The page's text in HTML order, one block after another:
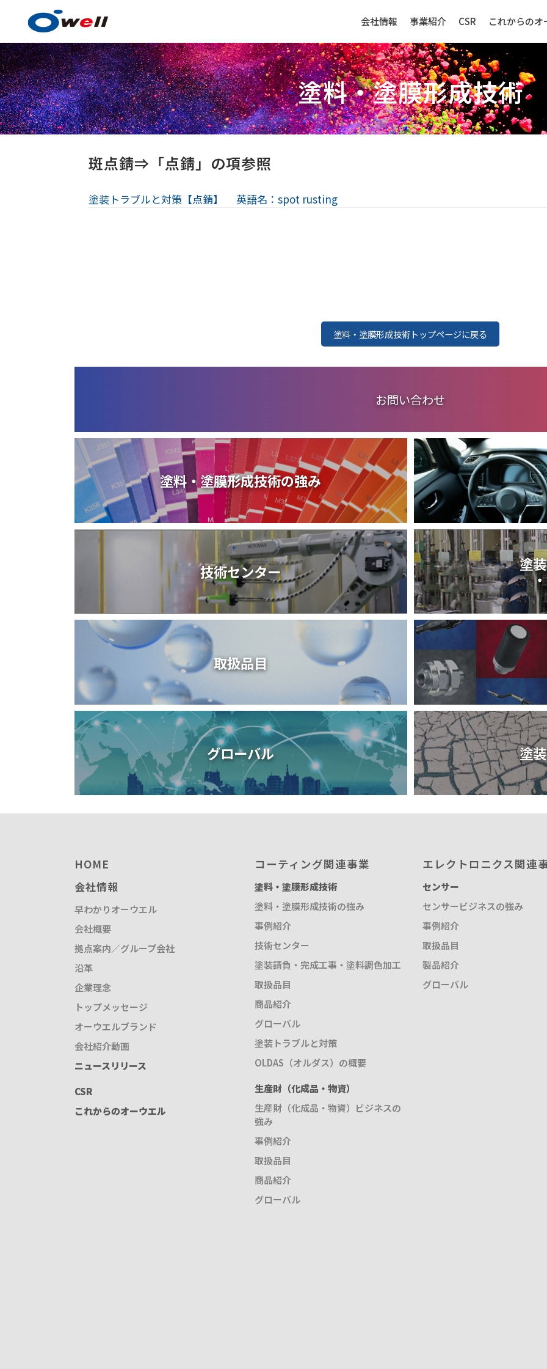
会社情報 事業紹介
塗料・塗膜形成技術
グローバル
生産財（化成品・物資）
グローバル
センサー
CSR これからのオ
塗料・塗膜形成技術
斑点錆⇒「点錆」の項参照
塗装トラブルと対策【点錆】 英語名：spot rusting
塗料・塗膜形成技術トップページに戻る
お問い合わせ
塗料・塗膜形成技術の強み
技術センター
塗
取扱品目
グローバル 塗
HOME
会社情報
早わかりオーウエル
会社概要
拠点案内／グループ会社
沿革
企業理念
トップメッセージ
オーウエルブランド
会社紹介動画
ニュースリリース
CSR
これからのオーウエル
コーティング関連事業
塗料・塗膜形成技術
塗料・塗膜形成技術の強み
事例紹介
技術センター
塗装請負・完成工事・塗料調色加工
取扱品目
商品紹介
グローバル
塗装トラブルと対策
OLDAS（オルダス）の概要
生産財（化成品・物資）
生産財（化成品・物資）ビジネスの
強み
事例紹介
取扱品目
商品紹介
グローバル
エレクトロニクス関連
センサー
センサービジネスの強み
事例紹介
取扱品目
製品紹介
グローバル